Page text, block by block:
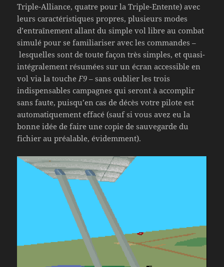
Triple-Alliance, quatre pour la Triple-Entente) avec
leurs caractéristiques propres, plusieurs modes
d’entraînement allant du simple vol libre au combat
simulé pour se familiariser avec les commandes –
lesquelles sont de toute façon très simples, et quasi-
intégralement résumées sur un écran accessible en
vol via la touche F9 – sans oublier les trois
indispensables campagnes qui seront à accomplir
sans faute, puisqu’en cas de décès votre pilote est
automatiquement effacé (sauf si vous avez eu la
bonne idée de faire une copie de sauvegarde du
fichier au préalable, évidemment).